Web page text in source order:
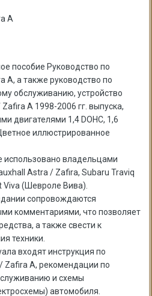
A
пособие Руководство по
A, а также руководство по
обслуживанию, устройство
A 1998-2006 гг. выпуска,
двигателями 1,4 DOHC, 1,6
иллюстрированное
владельцами
Astra / Zafira, Subaru Traviq
Viva (Шевроле Вива).
сопровождаются
комментариями, что позволяет
а также свести к
техники.
входят инструкция по
Zafira A, рекомендации по
и схемы
автомобиля.